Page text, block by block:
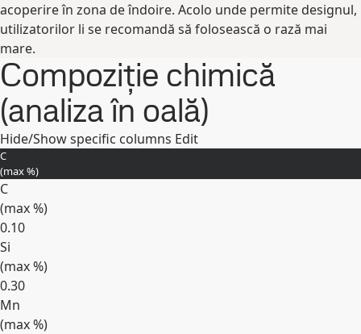
acoperire în zona de îndoire. Acolo unde permite designul,
utilizatorilor li se recomandă să folosească o rază mai
mare.
Compoziție chimică
(analiza în oală)
Hide/Show specific columns Edit
C
(max%)
C
(max%)
0.10
Si
(max%)
0.30
Mn
(max%)